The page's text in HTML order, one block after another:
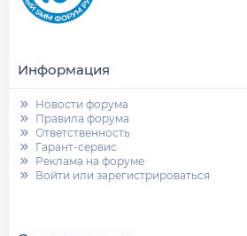
Информация
Новости форума
Правила форума
Ответственность
Гарант-сервис
Реклама на форуме
Войти или зарегистрироваться